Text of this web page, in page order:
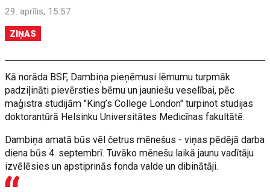
29. aprīlis, 15:57
ZIŅAS
Kā norāda BSF, Dambiņa pieņēmusi lēmumu turpmāk
padziļināti pievērsties bērnu un jauniešu veselībai, pēc
maģistra studijām "King’s College London" turpinot studijas
doktorantūrā Helsinku Universitātes Medicīnas fakultātē.
Dambiņa amatā būs vēl četrus mēnešus - viņas pēdējā darba
diena būs 4. septembrī. Tuvāko mēnešu laikā jaunu vadītāju
izvēlēsies un apstiprinās fonda valde un dibinātāji.